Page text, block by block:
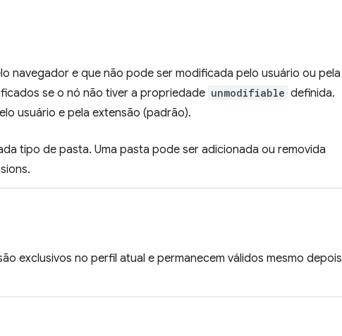
navegador e que não pode ser modificada pelo usuário ou pela
se o nó não tiver a propriedade unmodifiable definida.
usuário e pela extensão (padrão).
tipo de pasta. Uma pasta pode ser adicionada ou removida
exclusivos no perfil atual e permanecem válidos mesmo depois